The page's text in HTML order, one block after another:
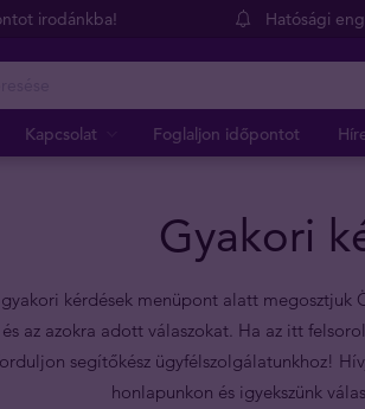
irodánkba! Hatósági
Kapcsolat Foglaljon időpontot
Gyakori
kérdések menüpont alatt megosztjuk
és az azokra adott válaszokat. Ha az itt
segítőkész ügyfélszolgálatunkhoz!
honlapunkon és igyekszünk